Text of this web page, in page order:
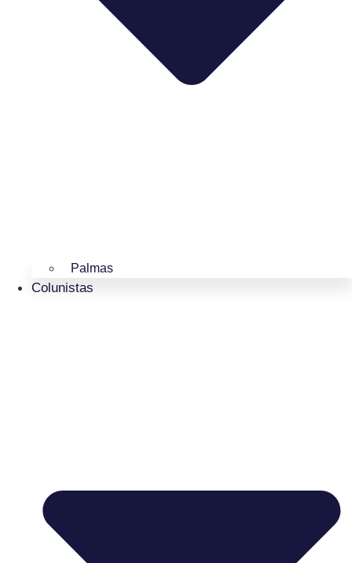
Palmas
Colunistas